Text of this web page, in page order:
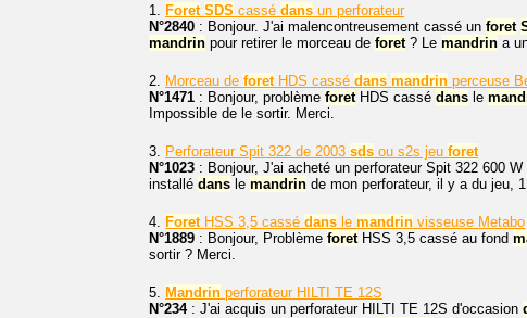
1. Foret SDS cassé dans un perforateur
N°2840 : Bonjour. J'ai malencontreusement cassé un foret
mandrin pour retirer le morceau de foret? Le mandrin a
2. Morceau de foretHDS cassé dans mandrin perceuse
N°1471 : Bonjour, problème foretHDS cassé dans le
Impossible de le sortir. Merci.
3. Perforateur Spit 322 de 2003 sds ou s2s jeu foret
N°1023 : Bonjour, J'ai acheté un perforateur Spit 322 600
installé dans le mandrin de mon perforateur, il y a du jeu,
4. ForetHSS 3,5 cassé dans le mandrin visseuse Metabo
N°1889 : Bonjour, Problème foretHSS 3,5 cassé au fond
sortir ? Merci.
5. Mandrin perforateur HILTI TE 12S
N°234: J'ai acquis un perforateur HILTI TE 12S d'occasion